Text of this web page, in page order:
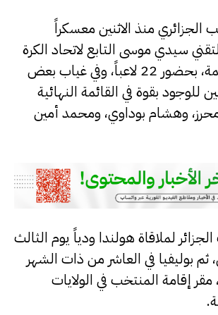
منذ الاثنين معسكراً
سيدي موسى التابع لاتحاد الكرة
في الجزائر العاصمة، بحضور 22 لاعباً، وفي غياب بعض
للوجود بقوة في القائمة النهائية
وهشام بوداوي، ومحمد أمين
لملاقاة هولندا ودياً يوم الثالث
ثم بوليفيا في العاشر من ذات الشهر
إقامة المنتخب في الولايات